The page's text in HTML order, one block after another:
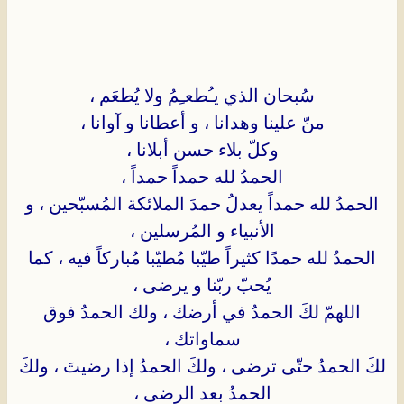
سُبحان الذي يـُطعـِمُ ولا يُطعَم ،
منّ علينا وهدانا ، و أعطانا و آوانا ،
وكلّ بلاء حسن أبلانا ،
الحمدُ لله حمداً حمداً ،
الحمدُ لله حمداً يعدلُ حمدَ الملائكة المُسبّحين ، و
الأنبياء و المُرسلين ،
الحمدُ لله حمدًا كثيراً طيّبا مُطيّبا مُباركاً فيه ، كما
يُحبّ ربّنا و يرضى ،
اللهمّ لكَ الحمدُ في أرضك ، ولك الحمدُ فوق
سماواتك ،
لكَ الحمدُ حتّى ترضى ، ولكَ الحمدُ إذا رضيتَ ، ولكَ
الحمدُ بعد الرضى ،